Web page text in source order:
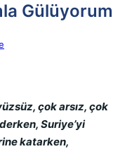
Gülüyorum
çok arsız, çok
Suriye’yi
katarken,